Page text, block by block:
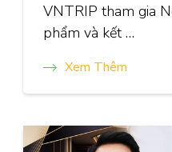
VNTRIP tham gia
phẩm và kết …
Xem Thêm